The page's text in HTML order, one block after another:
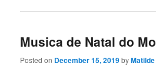
Musica de Natal do
Posted on December 15, 2019byMatilde